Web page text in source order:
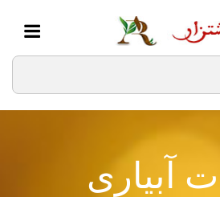
آبیاری